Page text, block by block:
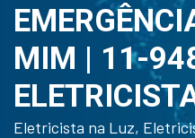
MIM | 11-
Eletricista na Luz,